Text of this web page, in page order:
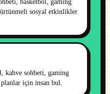
basketbol, gaming
sosyal etkinlikler
kahve sohbeti, gaming
planlar için insan bul.